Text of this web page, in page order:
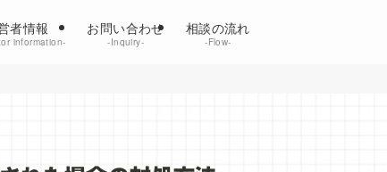
者情報
information‐
お問い合わせ
‐Inquiry‐
相談の流れ
‐Flow‐